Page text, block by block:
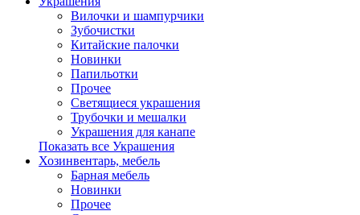
Вилочки и шампурчики
Зубочистки
Китайские палочки
Новинки
Папильотки
Прочее
Светящиеся украшения
Трубочки и мешалки
Украшения для канапе
Показать все Украшения
Хозинвентарь, мебель
Барная мебель
Новинки
Прочее